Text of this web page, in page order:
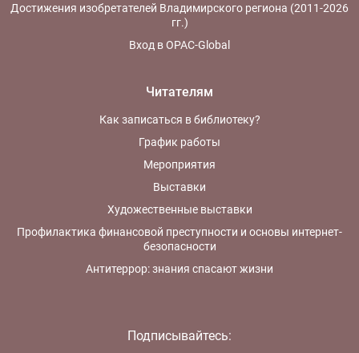
Достижения изобретателей Владимирского региона (2011-2026
гг.)
Вход в OPAC-Global
Читателям
Как записаться в библиотеку?
График работы
Мероприятия
Выставки
Художественные выставки
Профилактика финансовой преступности и основы интернет-
безопасности
Антитеррор: знания спасают жизни
Подписывайтесь: